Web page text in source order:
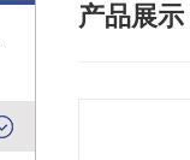
产品展示